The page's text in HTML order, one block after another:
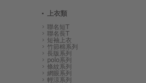
上衣類
聯名短T
聯名長T
短袖上衣
竹節棉系列
長版系列
polo系列
條紋系列
網眼系列
輕涼系列